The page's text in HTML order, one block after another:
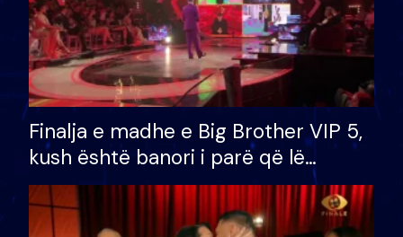
Finalja e madhe e Big Brother VIP 5,
kush është banori i parë që lë
shtëpinë dhe humb mundësinë për
të fituar çmimin e madh